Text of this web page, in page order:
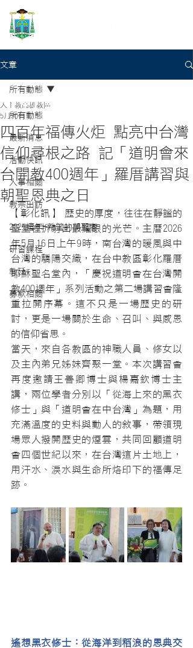
文章
所有動態
最新消息
活動快訊
人事相關
教宗出訪
2025禧年-希望的朝聖者
研習課程
教廷
募款相關
所有動態
四百年福傳火炬 點亮中台灣
信仰尋根之路 記「道明會來
台開教400週年」羅厝講習與
朝聖恩典之日
天主教高雄教區
5月20日
【彰化訊】 歷史的厚度，往往在靜謐的
聖堂裡折射出最耀眼的光芒。主曆2026
年5月16日上午9時，南台灣的暖風與中
台灣的驕陽交織，在台中教區彰化羅厝
耶穌聖名堂內，「慶祝道明會在台灣開
教400週年」系列活動之第二場講習會隆
重拉開序幕。這不只是一場歷史的研
討，更是一場關於生命、召叫、與感恩
的信仰省思。
當天，來自各教區的神職人員、修女以
及主內弟兄姊妹齊聚一堂。本次講習會
再度邀請王善卿博士與楊嘉欽博士主
講，兩位學者分別以「從海上來的黑衣
修士」與「道明會在中台灣」為題，用
充滿溫度的史料與動人的敘事，帶領現
場眾人撥開歷史的煙雲，共同回顧道明
會四個世紀以來，在台灣這片土地上，
用汗水、淚水與生命所烙印下的福傳足
跡。
遙想黑衣修士：從海洋到稻浪的恩典交